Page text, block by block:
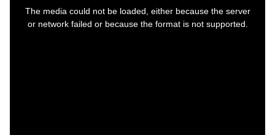
The media could not be loaded, either because the server
or network failed or because the format is not supported.